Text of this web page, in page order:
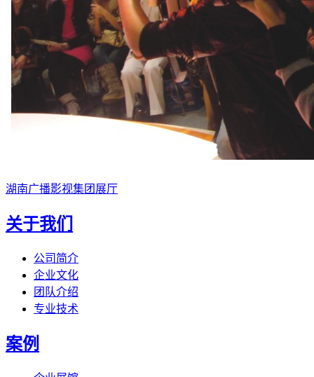
湖南广播影视集团展厅
关于我们
公司简介
企业文化
团队介绍
专业技术
案例